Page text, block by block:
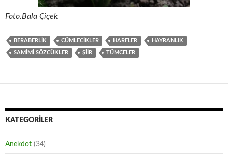
Foto.Bala Çiçek
BERABERLIK CÜMLECIKLER HARFLER HAYRANLIK
SAMIMI SÖZCÜKLER ŞIIR TÜMCELER
KATEGORILER
Anekdot (34)